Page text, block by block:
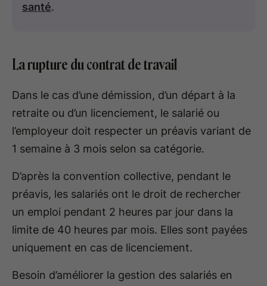
santé.
La rupture du contrat de travail
Dans le cas d’une démission, d’un départ à la
retraite ou d’un licenciement, le salarié ou
l’employeur doit respecter un préavis variant de
1 semaine à 3 mois selon sa catégorie.
D’après la convention collective, pendant le
préavis, les salariés ont le droit de rechercher
un emploi pendant 2 heures par jour dans la
limite de 40 heures par mois. Elles sont payées
uniquement en cas de licenciement.
Besoin d’améliorer la gestion des salariés en